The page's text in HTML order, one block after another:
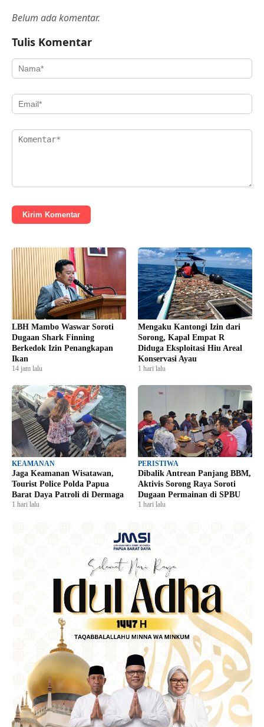
Belum ada komentar.
Tulis Komentar
Kirim Komentar
LBH Mambo Waswar Soroti
Dugaan Shark Finning
Berkedok Izin Penangkapan
Ikan
14 jam lalu
Mengaku Kantongi Izin dari
Sorong, Kapal Empat R
Diduga Eksploitasi Hiu Areal
Konservasi Ayau
1 hari lalu
KEAMANAN
Jaga Keamanan Wisatawan,
Tourist Police Polda Papua
Barat Daya Patroli di Dermaga
1 hari lalu
PERISTIWA
Dibalik Antrean Panjang BBM,
Aktivis Sorong Raya Soroti
Dugaan Permainan di SPBU
1 hari lalu